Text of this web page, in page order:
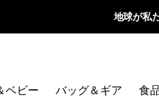
地球が私
ベビー バッグ＆ギア 食